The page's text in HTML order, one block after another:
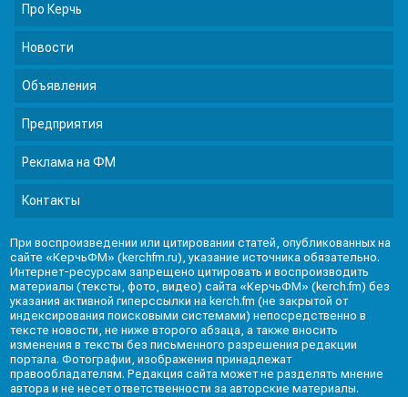
Про Керчь
Новости
Объявления
Предприятия
Реклама на ФМ
Контакты
При воспроизведении или цитировании статей, опубликованных на
сайте «КерчьФМ» (kerchfm.ru), указание источника обязательно.
Интернет-ресурсам запрещено цитировать и воспроизводить
материалы (тексты, фото, видео) сайта «КерчьФМ» (kerch.fm) без
указания активной гиперссылки на kerch.fm (не закрытой от
индексирования поисковыми системами) непосредственно в
тексте новости, не ниже второго абзаца, а также вносить
изменения в тексты без письменного разрешения редакции
портала. Фотографии, изображения принадлежат
правообладателям. Редакция сайта может не разделять мнение
автора и не несет ответственности за авторские материалы.